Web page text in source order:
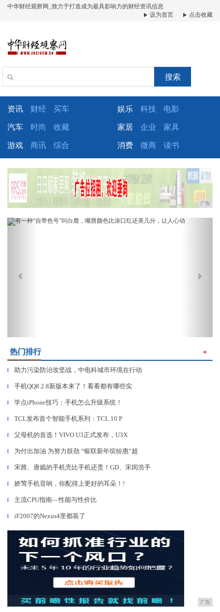
中华财经观察网_致力于打造成为最具影响力的财经资讯信息
设为首页
点击收藏
搜索
资讯 财经 买车 娱乐 科技 电影
汽车 时尚 收藏 家居 企业 家具
游戏 商讯 综合 消费 微商 读书
广告
Previous
热门排行 ＋
▎ 助力污染防治攻坚战，中电科城市环境在行动
▎ 手机QQ8.2.8新版本来了！看看都有哪些实
▎ 学点iPhone技巧：手机怎么升级系统！
▎ TCL发布首个智能手机系列：TCL 10 P
▎ 父母机的首选！VIVO U3正式发布，U3X
▎ 为付出加油 为努力鼓劲 “银联新年缤纷惠”超
▎ 宋茜、唐嫣的手机壳比手机还贵！GD、宋闵浩手
▎ 娇莺手机音响，你配得上更好的耳朵！!
▎ 主流CPU指南—性能与性价比
▎ iF2007的Nexus4里都装了
广告